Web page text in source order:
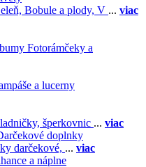
Bobule a plody, V ... viac
Fotorámčeky a
a lucerny
šperkovnic ... viac
doplnky
darčekové, ... viac
a náplne